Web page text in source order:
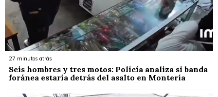
27 minutos atrás
Seis hombres y tres motos: Policía analiza si banda
foránea estaría detrás del asalto en Montería